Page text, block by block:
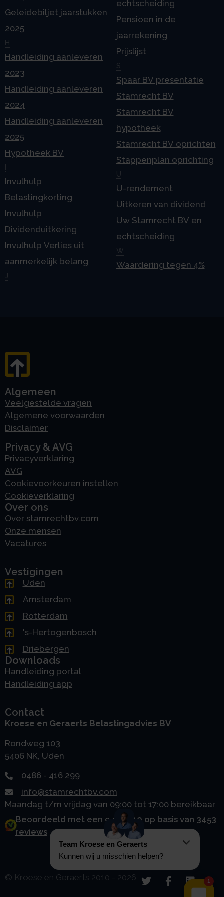
Geleidebiljet jaarstukken
2025
H
Handleiding aanleveren
2023
Handleiding aanleveren
2024
Handleiding aanleveren
2025
Hypotheek BV
Invulhulp
Belastingkorting
Invulhulp
Dividenduitkering
Invulhulp Verlies uit
aanmerkelijk belang
J
echtscheiding
Pensioen in de
jaarrekening
Prijslijst
S
Spaar BV presentatie
Stamrecht BV
Stamrecht BV
hypotheek
Stamrecht BV oprichten
Stappenplan oprichting
U
U-rendement
Uitkeren van dividend
Uw Stamrecht BV en
echtscheiding
W
Waardering tegen 4%
Algemeen
Veelgestelde vragen
Algemene voorwaarden
Disclaimer
Privacy & AVG
Privacyverklaring
AVG
Cookievoorkeuren instellen
Cookieverklaring
Over ons
Over stamrechtbv.com
Onze mensen
Vacatures
Vestigingen
Uden
Amsterdam
Rotterdam
's-Hertogenbosch
Driebergen
Downloads
Handleiding portal
Handleiding app
Contact
Kroese en Geraerts Belastingadvies BV
Rondweg 103
5406 NK, Uden
0486 - 416 299
info@stamrechtbv.com
Maandag t/m vrijdag van 09:00 tot 17:00 bereikbaar
Beoordeeld met een 9.0 uit 10 op basis van 3453
reviews
© Kroese en Geraerts 2010 - 2026